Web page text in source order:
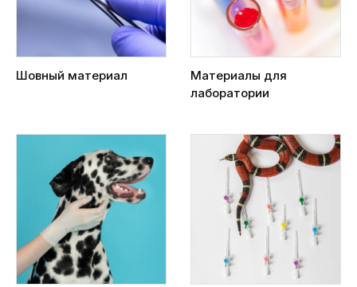
Шовный материал
Материалы для
лаборатории